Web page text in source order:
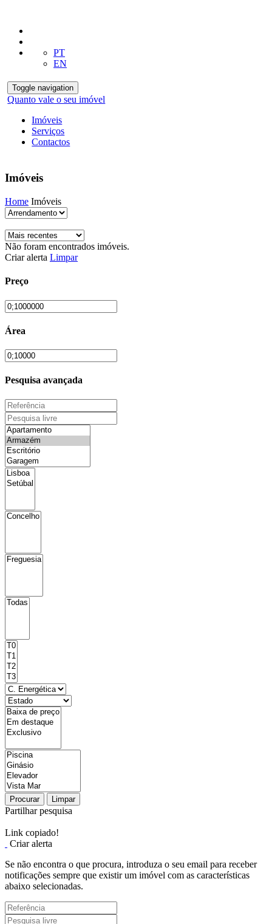
PT
EN
Toggle navigation
Quanto vale o seu imóvel
Imóveis
Serviços
Contactos
Imóveis
Home Imóveis
Não foram encontrados imóveis.
Criar alerta Limpar
Preço
Área
Pesquisa avançada
Procurar Limpar
Partilhar pesquisa
Link copiado!
Criar alerta
Se não encontra o que procura, introduza o seu email para receber
notificações sempre que existir um imóvel com as características
abaixo selecionadas.